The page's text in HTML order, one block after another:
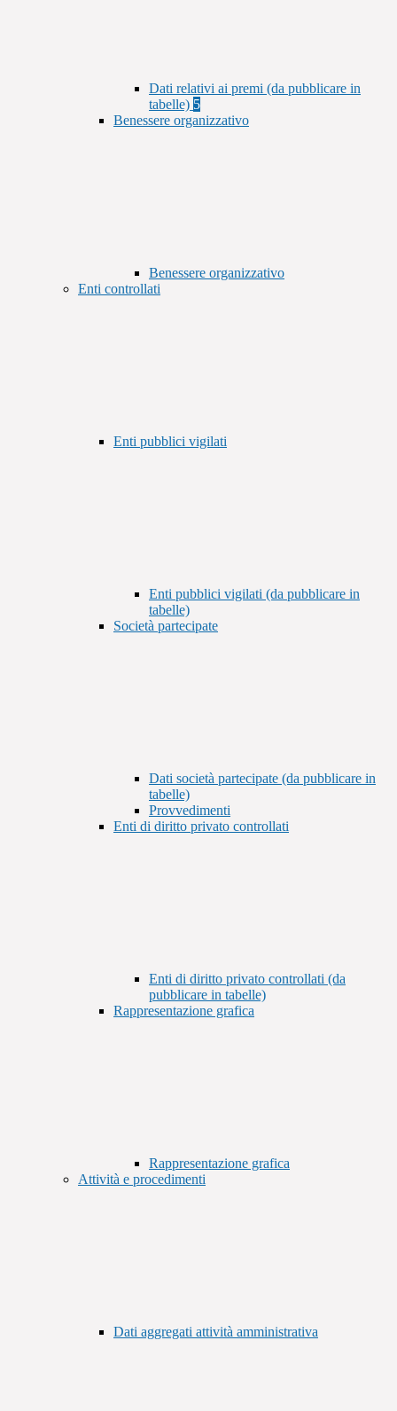
Dati relativi ai premi (da pubblicare in
tabelle) 5
Benessere organizzativo
Benessere organizzativo
Enti controllati
Enti pubblici vigilati
Enti pubblici vigilati (da pubblicare in
tabelle)
Società partecipate
Dati società partecipate (da pubblicare in
tabelle)
Provvedimenti
Enti di diritto privato controllati
Enti di diritto privato controllati (da
pubblicare in tabelle)
Rappresentazione grafica
Rappresentazione grafica
Attività e procedimenti
Dati aggregati attività amministrativa